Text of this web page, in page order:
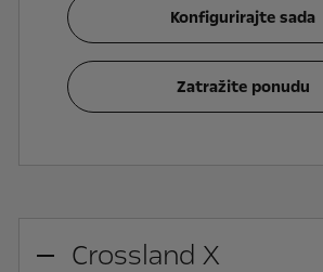
Konfigurirajte sada
Zatražite ponudu
Crossland X